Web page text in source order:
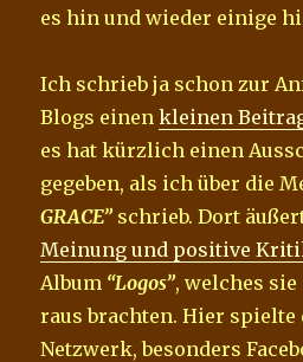
es hin und wieder einige
Ich schrieb ja schon zur
Blogs einenkleinen
es hat kürzlich einen
gegeben, als ich über die
GRACE” schrieb. Dort
Meinung und positive
Album “Logos”, welches
raus brachten. Hier spielte
Netzwerk, besonders